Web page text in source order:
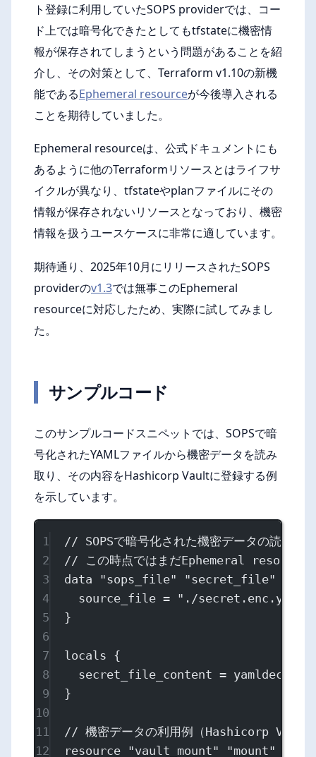
ト登録に利用していたSOPS providerでは、コー
ド上では暗号化できたとしてもtfstateに機密情
報が保存されてしまうという問題があることを紹
介し、その対策として、Terraform v1.10の新機
能であるEphemeral resourceが今後導入される
ことを期待していました。
Ephemeral resourceは、公式ドキュメントにも
あるように他のTerraformリソースとはライフサ
イクルが異なり、tfstateやplanファイルにその
情報が保存されないリソースとなっており、機密
情報を扱うユースケースに非常に適しています。
期待通り、2025年10月にリリースされたSOPS
providerのv1.3では無事このEphemeral
resourceに対応したため、実際に試してみまし
た。
サンプルコード
このサンプルコードスニペットでは、SOPSで暗
号化されたYAMLファイルから機密データを読み
取り、その内容をHashicorp Vaultに登録する例
を示しています。
1
// SOPSで暗号化された機密データの読み取
2
// この時点ではまだEphemeral resource
3
data "sops_file" "secret_file"
4
source_file = "./secret.enc.yaml"
5
}
6
7
locals {
8
secret_file_content = yamldecode
9
}
10
11
// 機密データの利用例（Hashicorp Vault
12
resource "vault_mount" "mount"